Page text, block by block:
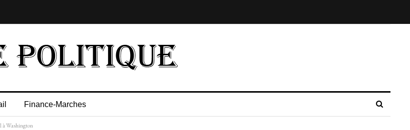
Finance-Marches
Washington